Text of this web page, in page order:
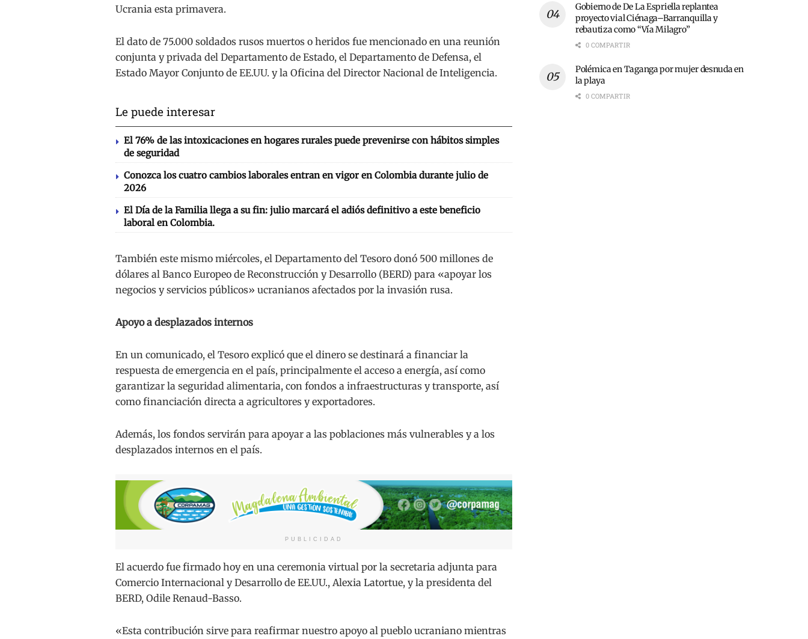
Ucrania esta primavera.
El dato de 75.000 soldados rusos muertos o heridos fue mencionado en una reunión
conjunta y privada del Departamento de Estado, el Departamento de Defensa, el
Estado Mayor Conjunto de EE.UU. y la Oficina del Director Nacional de Inteligencia.
Le puede interesar
El 76% de las intoxicaciones en hogares rurales puede prevenirse con hábitos simples
de seguridad
Conozca los cuatro cambios laborales entran en vigor en Colombia durante julio de
2026
El Día de la Familia llega a su fin: julio marcará el adiós definitivo a este beneficio
laboral en Colombia.
También este mismo miércoles, el Departamento del Tesoro donó 500 millones de
dólares al Banco Europeo de Reconstrucción y Desarrollo (BERD) para «apoyar los
negocios y servicios públicos» ucranianos afectados por la invasión rusa.
Apoyo a desplazados internos
En un comunicado, el Tesoro explicó que el dinero se destinará a financiar la
respuesta de emergencia en el país, principalmente el acceso a energía, así como
garantizar la seguridad alimentaria, con fondos a infraestructuras y transporte, así
como financiación directa a agricultores y exportadores.
Además, los fondos servirán para apoyar a las poblaciones más vulnerables y a los
desplazados internos en el país.
PUBLICIDAD
El acuerdo fue firmado hoy en una ceremonia virtual por la secretaria adjunta para
Comercio Internacional y Desarrollo de EE.UU., Alexia Latortue, y la presidenta del
BERD, Odile Renaud-Basso.
«Esta contribución sirve para reafirmar nuestro apoyo al pueblo ucraniano mientras
Gobierno de De La Espriella replantea
proyecto vial Ciénaga–Barranquilla y
rebautiza como “Vía Milagro”
0 COMPARTIR
Polémica en Taganga por mujer desnuda en
la playa
0 COMPARTIR